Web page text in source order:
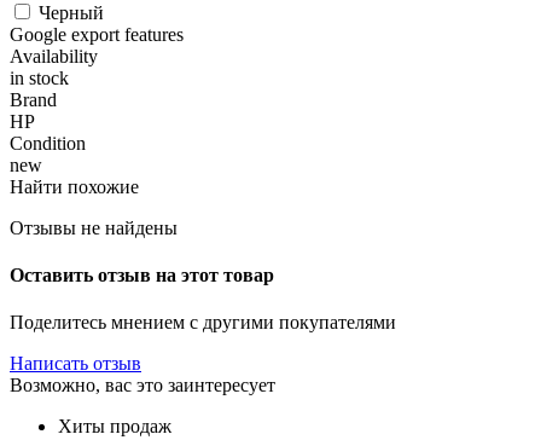
Черный
Google export features
Availability
in stock
Brand
HP
Condition
new
Найти похожие
Отзывы не найдены
Оставить отзыв на этот товар
Поделитесь мнением с другими покупателями
Написать отзыв
Возможно, вас это заинтересует
Хиты продаж